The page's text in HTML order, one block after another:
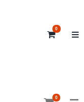
0
0